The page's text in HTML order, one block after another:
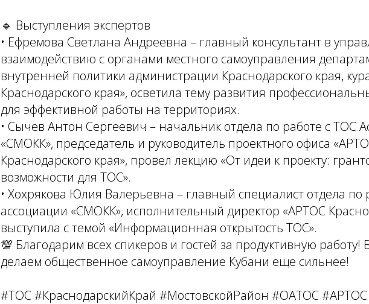
🔹 Выступления экспертов
• Ефремова Светлана Андреевна – главный консультант в
взаимодействию с органами местного самоуправления
внутренней политики администрации Краснодарского края,
Краснодарского края», осветила тему развития
для эффективной работы на территориях.
• Сычев Антон Сергеевич – начальник отдела по работе с ТОС
«СМОКК», председатель и руководитель проектного офиса
Краснодарского края», провел лекцию «От идеи к проекту:
возможности для ТОС».
• Хохрякова Юлия Валерьевна – главный специалист отдела по
ассоциации «СМОКК», исполнительный директор «АРТОС
выступила с темой «Информационная открытость ТОС».
💯 Благодарим всех спикеров и гостей за продуктивную работу!
делаем общественное самоуправление Кубани еще сильнее!
#ТОС #КраснодарскийКрай #МостовскойРайон #ОАТОС #АРТОС